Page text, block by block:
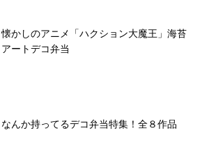
懐かしのアニメ「ハクション大魔王」海苔
アートデコ弁当
なんか持ってるデコ弁当特集！全８作品